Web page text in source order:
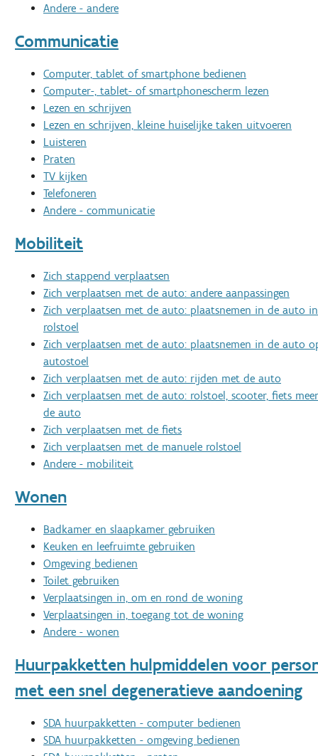
Andere - andere
Communicatie
Computer, tablet of smartphone bedienen
Computer-, tablet- of smartphonescherm lezen
Lezen en schrijven
Lezen en schrijven, kleine huiselijke taken uitvoeren
Luisteren
Praten
TV kijken
Telefoneren
Andere - communicatie
Mobiliteit
Zich stappend verplaatsen
Zich verplaatsen met de auto: andere aanpassingen
Zich verplaatsen met de auto: plaatsnemen in de auto
rolstoel
Zich verplaatsen met de auto: plaatsnemen in de auto
autostoel
Zich verplaatsen met de auto: rijden met de auto
Zich verplaatsen met de auto: rolstoel, scooter, fiets
de auto
Zich verplaatsen met de fiets
Zich verplaatsen met de manuele rolstoel
Andere - mobiliteit
Wonen
Badkamer en slaapkamer gebruiken
Keuken en leefruimte gebruiken
Omgeving bedienen
Toilet gebruiken
Verplaatsingen in, om en rond de woning
Verplaatsingen in, toegang tot de woning
Andere - wonen
Huurpakketten hulpmiddelen voor
met een snel degeneratieve aandoening
SDA huurpakketten - computer bedienen
SDA huurpakketten - omgeving bedienen